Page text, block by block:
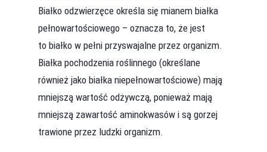
Białko odzwierzęce określa się mianem białka
pełnowartościowego – oznacza to, że jest
to białko w pełni przyswajalne przez organizm.
Białka pochodzenia roślinnego (określane
również jako białka niepełnowartościowe) mają
mniejszą wartość odżywczą, ponieważ mają
mniejszą zawartość aminokwasów i są gorzej
trawione przez ludzki organizm.